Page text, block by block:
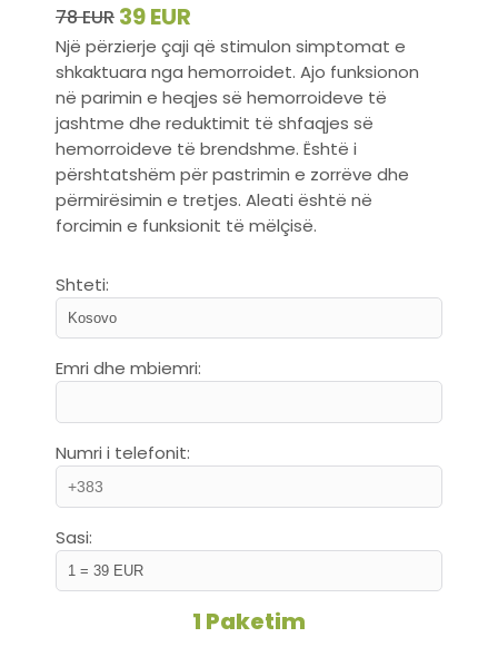
78 EUR 39 EUR
Një përzierje çaji që stimulon simptomat e
shkaktuara nga hemorroidet. Ajo funksionon
në parimin e heqjes së hemorroideve të
jashtme dhe reduktimit të shfaqjes së
hemorroideve të brendshme. Është i
përshtatshëm për pastrimin e zorrëve dhe
përmirësimin e tretjes. Aleati është në
forcimin e funksionit të mëlçisë.
Shteti:
Emri dhe mbiemri:
Numri i telefonit:
Sasi:
1 Paketim